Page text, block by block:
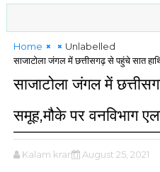
Home
Unlabelled
साजाटोला जंगल में छत्तीसगढ़ से पहुंचे सात
साजाटोला जंगल में
समूह,मौके पर वनविभाग
Kalam kranti August 25, 2021